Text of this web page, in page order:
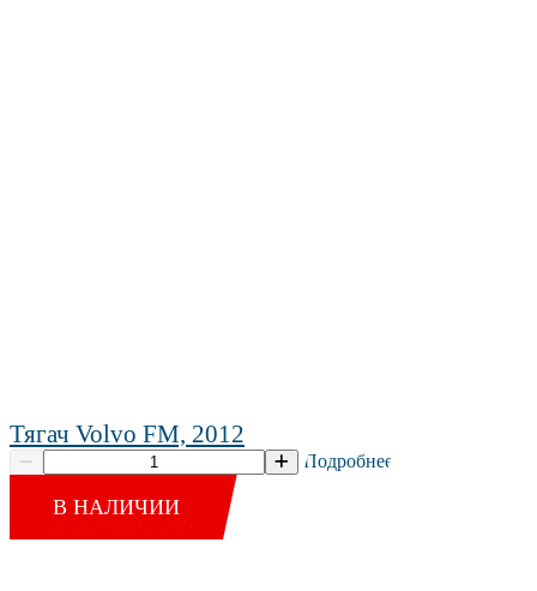
Тягач Volvo FM, 2012
Подробнее
В НАЛИЧИИ